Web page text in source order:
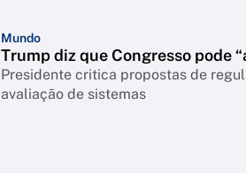
Mundo
Trump diz que Congresso pode
Presidente critica propostas de
avaliação de sistemas